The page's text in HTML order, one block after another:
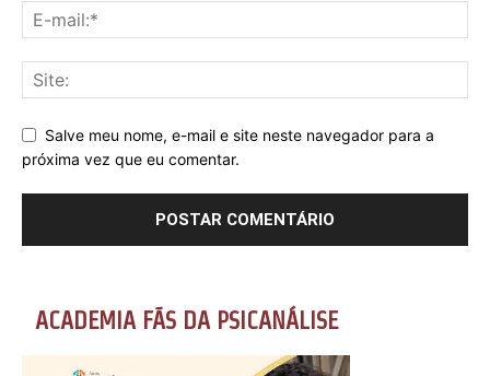
Salve meu nome, e-mail e site neste navegador para a
próxima vez que eu comentar.
ACADEMIA FÃS DA PSICANÁLISE